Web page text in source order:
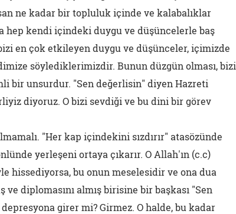
ne kadar bir topluluk içinde ve kalabalıklar
hep kendi içindeki duygu ve düşüncelerle baş
en çok etkileyen duygu ve düşünceler, içimizde
söylediklerimizdir. Bunun düzgün olması, bizi
bir unsurdur. "Sen değerlisin" diyen Hazreti
diyoruz. O bizi sevdiği ve bu dini bir görev
"Her kap içindekini sızdırır" atasözünde
yerleşeni ortaya çıkarır. O Allah'ın (c.c)
hissediyorsa, bu onun meselesidir ve ona dua
diplomasını almış birisine bir başkası "Sen
girer mi? Girmez. O halde, bu kadar